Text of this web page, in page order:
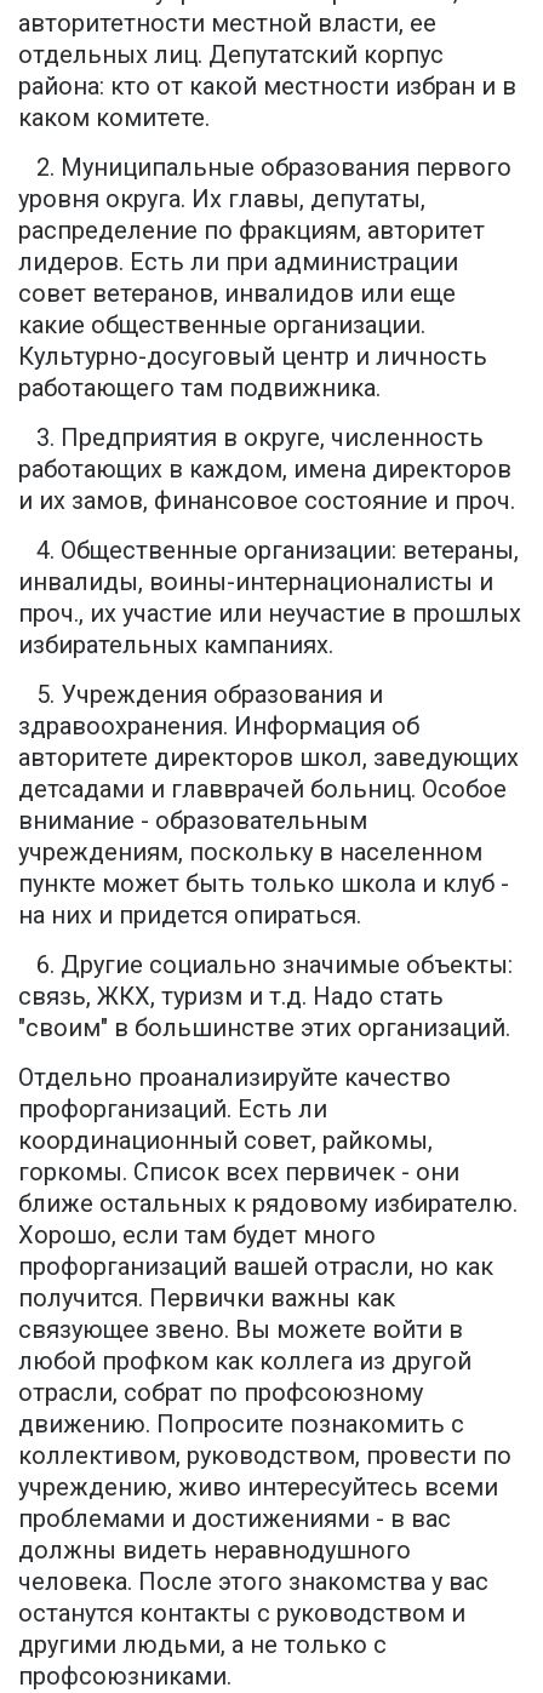
авторитетности местной власти, ее
отдельных лиц. Депутатский корпус
района: кто от какой местности избран и в
каком комитете.
2. Муниципальные образования первого
уровня округа. Их главы, депутаты,
распределение по фракциям, авторитет
лидеров. Есть ли при администрации
совет ветеранов, инвалидов или еще
какие общественные организации.
Культурно-досуговый центр и личность
работающего там подвижника.
3. Предприятия в округе, численность
работающих в каждом, имена директоров
и их замов, финансовое состояние и проч.
4. Общественные организации: ветераны,
инвалиды, воины-интернационалисты и
проч., их участие или неучастие в прошлых
избирательных кампаниях.
5. Учреждения образования и
здравоохранения. Информация об
авторитете директоров школ, заведующих
детсадами и главврачей больниц. Особое
внимание - образовательным
учреждениям, поскольку в населенном
пункте может быть только школа и клуб -
на них и придется опираться.
6. Другие социально значимые объекты:
связь, ЖКХ, туризм и т.д. Надо стать
"своим" в большинстве этих организаций.
Отдельно проанализируйте качество
профорганизаций. Есть ли
координационный совет, райкомы,
горкомы. Список всех первичек - они
ближе остальных к рядовому избирателю.
Хорошо, если там будет много
профорганизаций вашей отрасли, но как
получится. Первички важны как
связующее звено. Вы можете войти в
любой профком как коллега из другой
отрасли, собрат по профсоюзному
движению. Попросите познакомить с
коллективом, руководством, провести по
учреждению, живо интересуйтесь всеми
проблемами и достижениями - в вас
должны видеть неравнодушного
человека. После этого знакомства у вас
останутся контакты с руководством и
другими людьми, а не только с
профсоюзниками.